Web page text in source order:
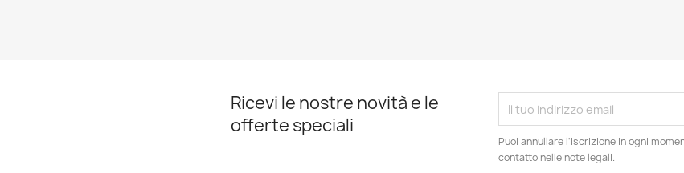
Ricevi le nostre novità e le
offerte speciali
Puoi annullare l'iscrizione in ogni
contatto nelle note legali.